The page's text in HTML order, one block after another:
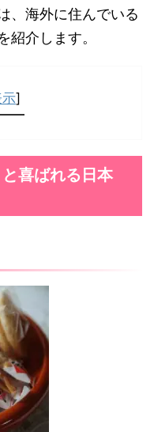
、海外に住んでいる
紹介します。
]
喜ばれる日本